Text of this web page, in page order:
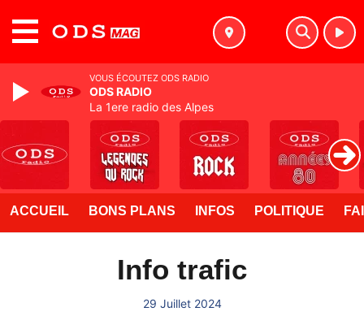
ACCUEIL BONS PLANS INFOS POLITIQUE
Info trafic
29 Juillet 2024
VOUS ÉCOUTEZ ODS RADIO
ODS RADIO
La 1ere radio des Alpes